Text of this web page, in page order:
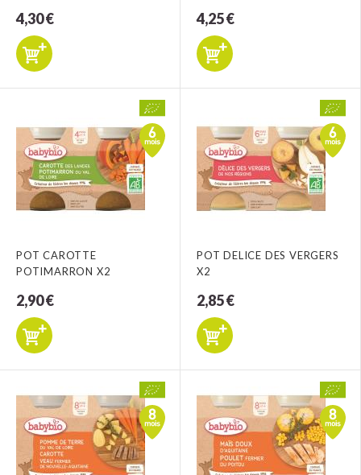
4,30 € 4,25 €
POT CAROTTE
POTIMARRON X2
2,90 €
POT DELICE DES VERGERS
X2
2,85 €